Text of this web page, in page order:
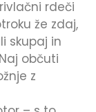
rdeči
že zdaj,
skupaj in
občuti
z